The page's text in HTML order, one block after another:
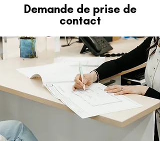
Demande de prise de
contact